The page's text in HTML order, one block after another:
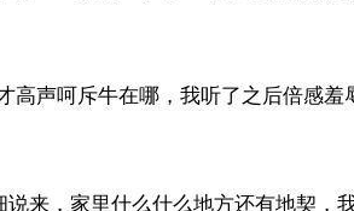
高声呵斥牛在哪，我听了之后倍感羞
说来，家里什么什么地方还有地契，